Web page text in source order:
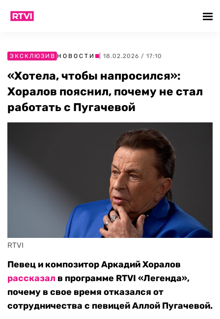
ЭКСКЛЮЗИВ НОВОСТИ | 18.02.2026 / 17:10
«Хотела, чтобы напросился»:
Хоралов пояснил, почему не стал
работать с Пугачевой
RTVI
Певец и композитор Аркадий Хоралов
рассказал в программе RTVI «Легенда»,
почему в свое время отказался от
сотрудничества с певицей Аллой Пугачевой.